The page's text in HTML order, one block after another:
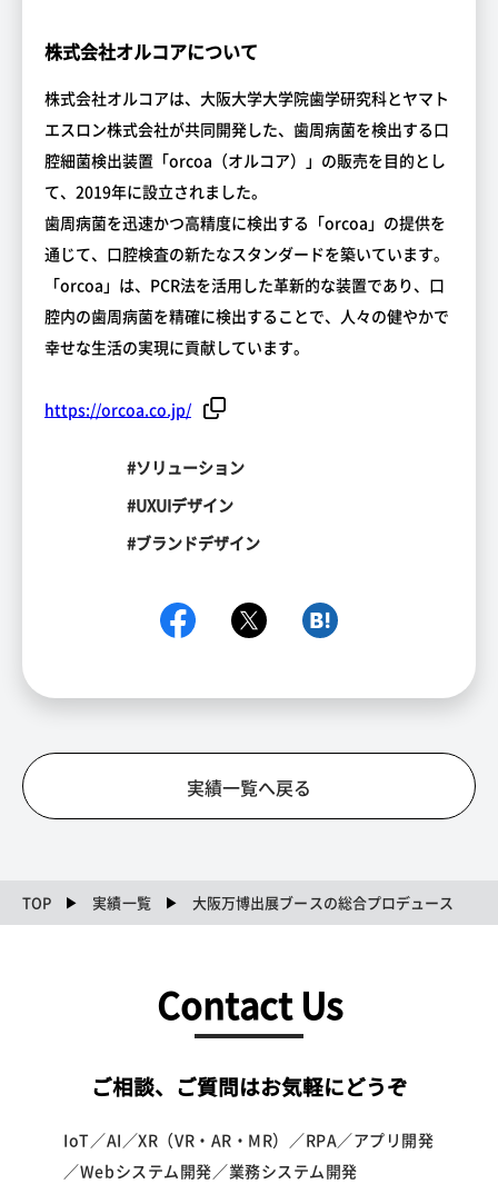
株式会社オルコアについて
株式会社オルコアは、大阪大学大学院歯学研究科とヤマト
エスロン株式会社が共同開発した、歯周病菌を検出する口
腔細菌検出装置「orcoa（オルコア）」の販売を目的とし
て、2019年に設立されました。
歯周病菌を迅速かつ高精度に検出する「orcoa」の提供を
通じて、口腔検査の新たなスタンダードを築いています。
「orcoa」は、PCR法を活用した革新的な装置であり、口
腔内の歯周病菌を精確に検出することで、人々の健やかで
幸せな生活の実現に貢献しています。
https://orcoa.co.jp/
#ソリューション
#UXUIデザイン
#ブランドデザイン
実績一覧へ戻る
TOP 実績一覧 大阪万博出展ブースの総合プロデュース
Contact Us
ご相談、ご質問はお気軽にどうぞ
IoT／AI／XR（VR・AR・MR）／RPA／アプリ開発
／Webシステム開発／業務システム開発